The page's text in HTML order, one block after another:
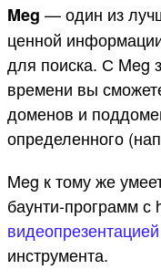
Meg — один из
ценной
для поиска. С Meg
времени вы
доменов и
определенного
Meg к тому же
баунти-программ с
видеопрезентацией
инструмента.